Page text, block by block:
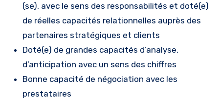
(se), avec le sens des responsabilités et doté(e)
de réelles capacités relationnelles auprès des
partenaires stratégiques et clients
Doté(e) de grandes capacités d’analyse,
d’anticipation avec un sens des chiffres
Bonne capacité de négociation avec les
prestataires